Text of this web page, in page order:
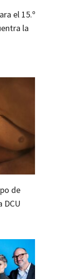
el 15.º
la
de
DCU